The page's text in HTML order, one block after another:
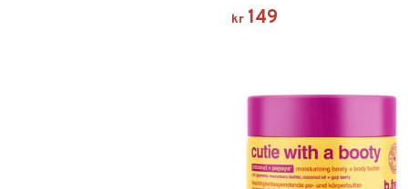
kr 149